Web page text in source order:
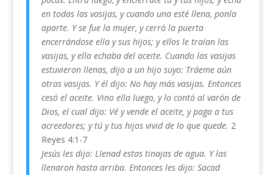
en todas las vasijas, y cuando una esté llena, ponla
aparte. Y se fue la mujer, y cerró la puerta
encerrándose ella y sus hijos; y ellos le traían las
vasijas, y ella echaba del aceite. Cuando las vasijas
estuvieron llenas, dijo a un hijo suyo: Tráeme aún
otras vasijas. Y él dijo: No hay más vasijas. Entonces
cesó el aceite. Vino ella luego, y lo contó al varón de
Dios, el cual dijo: Vé y vende el aceite, y paga a tus
acreedores; y tú y tus hijos vivid de lo que quede. 2
Reyes 4:1-7
Jesús les dijo: Llenad estas tinajas de agua. Y las
llenaron hasta arriba. Entonces les dijo: Sacad